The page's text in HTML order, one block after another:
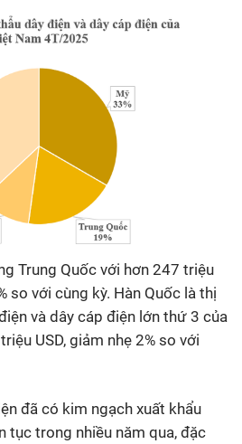
Trung Quốc với hơn 247 triệu
so với cùng kỳ. Hàn Quốc là thị
và dây cáp điện lớn thứ 3 của
USD, giảm nhẹ 2% so với
đã có kim ngạch xuất khẩu
tục trong nhiều năm qua, đặc